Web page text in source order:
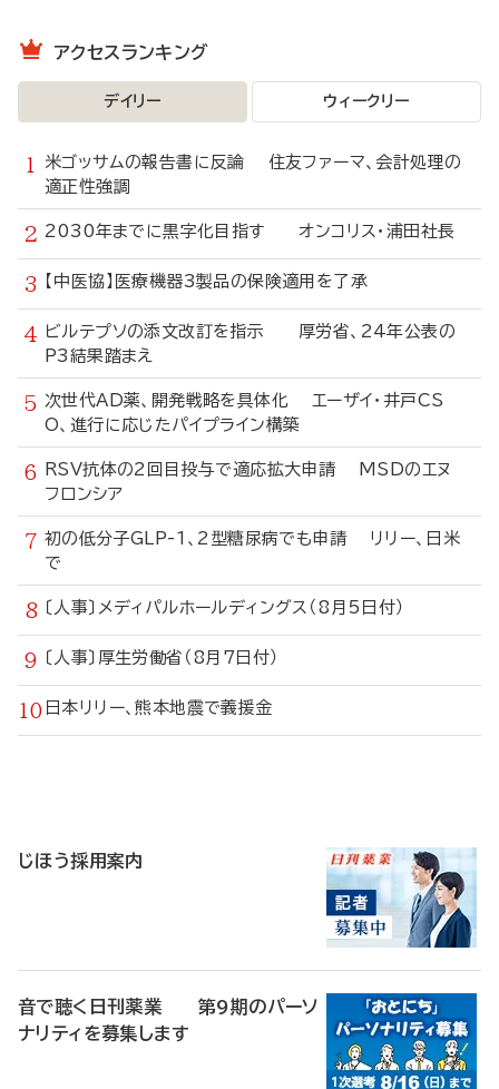
アクセスランキング
デイリー ウィークリー
米ゴッサムの報告書に反論 住友ファーマ、会計処理の
適正性強調
2030年までに黒字化目指す オンコリス・浦田社長
【中医協】医療機器3製品の保険適用を了承
ビルテプソの添文改訂を指示 厚労省、24年公表の
P3結果踏まえ
次世代AD薬、開発戦略を具体化 エーザイ・井戸CS
O、進行に応じたパイプライン構築
RSV抗体の2回目投与で適応拡大申請 MSDのエヌ
フロンシア
初の低分子GLP-1、2型糖尿病でも申請 リリー、日米
で
〔人事〕メディパルホールディングス（8月5日付）
〔人事〕厚生労働省（8月7日付）
日本リリー、熊本地震で義援金
じほう採用案内
音で聴く日刊薬業 第9期のパーソ
ナリティを募集します